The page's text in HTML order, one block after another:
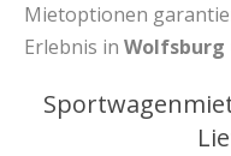
Mietoptionen
Erlebnis in Wolfsburg